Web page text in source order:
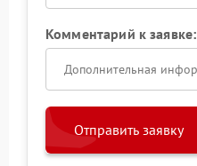
Комментарий к заявке:
Отправить заявку